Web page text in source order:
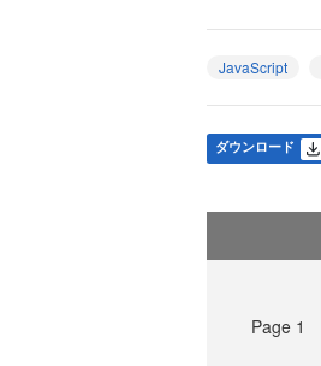
JavaScript
ダウンロード
Page 1